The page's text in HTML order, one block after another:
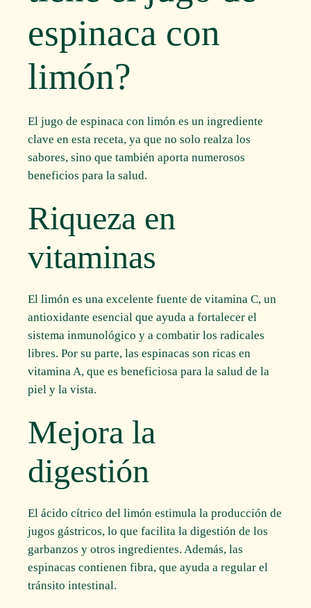
espinaca con
limón?
El jugo de espinaca con limón es un ingrediente
clave en esta receta, ya que no solo realza los
sabores, sino que también aporta numerosos
beneficios para la salud.
Riqueza en
vitaminas
El limón es una excelente fuente de vitamina C, un
antioxidante esencial que ayuda a fortalecer el
sistema inmunológico y a combatir los radicales
libres. Por su parte, las espinacas son ricas en
vitamina A, que es beneficiosa para la salud de la
piel y la vista.
Mejora la
digestión
El ácido cítrico del limón estimula la producción de
jugos gástricos, lo que facilita la digestión de los
garbanzos y otros ingredientes. Además, las
espinacas contienen fibra, que ayuda a regular el
tránsito intestinal.